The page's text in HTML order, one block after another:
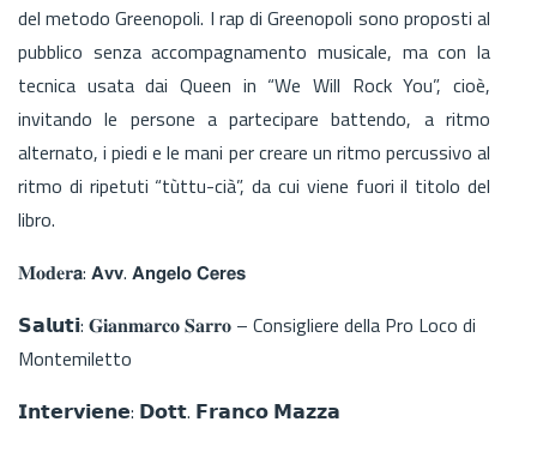
del metodo Greenopoli. I rap di Greenopoli sono proposti al
pubblico senza accompagnamento musicale, ma con la
tecnica usata dai Queen in “We Will Rock You”, cioè,
invitando le persone a partecipare battendo, a ritmo
alternato, i piedi e le mani per creare un ritmo percussivo al
ritmo di ripetuti “tùttu-cià”, da cui viene fuori il titolo del
libro.
𝐌𝐨𝐝𝐞𝐫𝗮: 𝗔𝘃𝘃. 𝗔𝗻𝗴𝗲𝗹𝗼 𝗖𝗲𝗿𝗲𝘀
𝗦𝗮𝗹𝘂𝘁𝗶: 𝐆𝐢𝐚𝐧𝐦𝐚𝐫𝐜𝐨 𝐒𝐚𝐫𝐫𝐨 – Consigliere della Pro Loco di
Montemiletto
𝗜𝗻𝘁𝗲𝗿𝘃𝗶𝗲𝗻𝗲: 𝗗𝗼𝘁𝘁. 𝗙𝗿𝗮𝗻𝗰𝗼 𝗠𝗮𝘇𝘇𝗮